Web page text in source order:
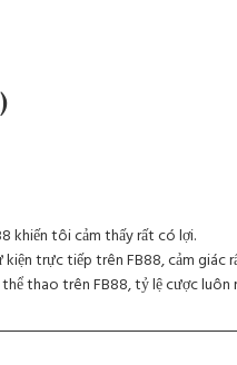
khiến tôi cảm thấy rất có lợi.
trực tiếp trên FB88, cảm giác
thao trên FB88, tỷ lệ cược luôn